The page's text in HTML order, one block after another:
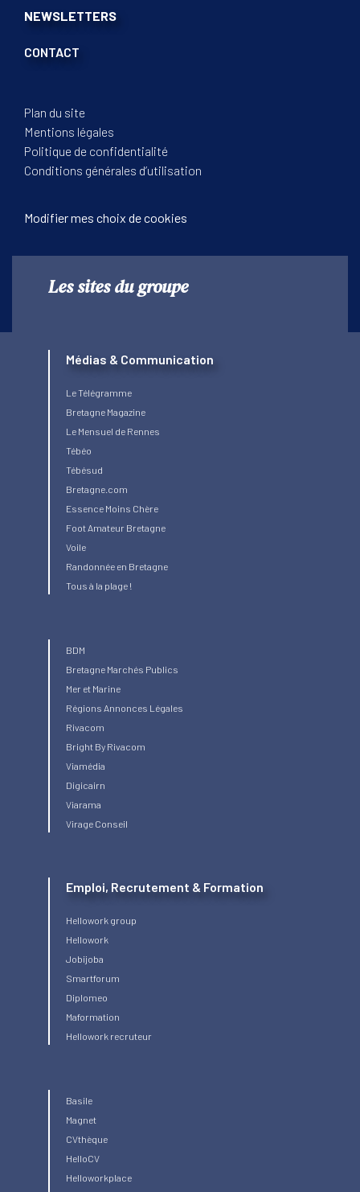
NEWSLETTERS
CONTACT
Plan du site
Mentions légales
Politique de confidentialité
Conditions générales d’utilisation
Modifier mes choix de cookies
Les sites du groupe
Médias & Communication
Le Télégramme
Bretagne Magazine
Le Mensuel de Rennes
Tébéo
Tébésud
Bretagne.com
Essence Moins Chère
Foot Amateur Bretagne
Voile
Randonnée en Bretagne
Tous à la plage !
BDM
Bretagne Marchés Publics
Mer et Marine
Régions Annonces Légales
Rivacom
Bright By Rivacom
Viamédia
Digicairn
Viarama
Virage Conseil
Emploi, Recrutement & Formation
Hellowork group
Hellowork
Jobijoba
Smartforum
Diplomeo
Maformation
Hellowork recruteur
Basile
Magnet
CVthèque
HelloCV
Helloworkplace